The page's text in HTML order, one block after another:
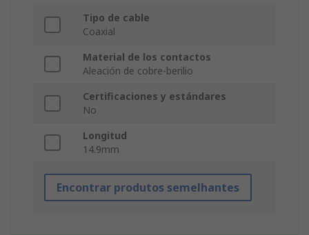
Tipo de cable
Coaxial
Material de los contactos
Aleación de cobre-berilio
Certificaciones y estándares
No
Longitud
14.9mm
Encontrar produtos semelhantes